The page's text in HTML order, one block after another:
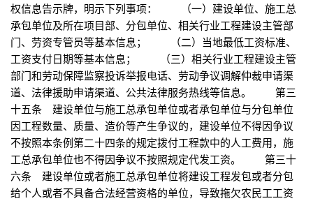
权信息告示牌，明示下列事项： （一）建设单位、施工总
承包单位及所在项目部、分包单位、相关行业工程建设主管部
门、劳资专管员等基本信息； （二）当地最低工资标准、
工资支付日期等基本信息； （三）相关行业工程建设主管
部门和劳动保障监察投诉举报电话、劳动争议调解仲裁申请渠
道、法律援助申请渠道、公共法律服务热线等信息。 第三
十五条 建设单位与施工总承包单位或者承包单位与分包单位
因工程数量、质量、造价等产生争议的，建设单位不得因争议
不按照本条例第二十四条的规定拨付工程款中的人工费用，施
工总承包单位也不得因争议不按照规定代发工资。 第三十
六条 建设单位或者施工总承包单位将建设工程发包或者分包
给个人或者不具备合法经营资格的单位，导致拖欠农民工工资